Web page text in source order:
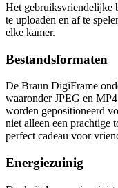
Het gebruiksvriendelijke
te uploaden en af te
elke kamer.
Bestandsformaten
De Braun DigiFrame
waaronder JPEG en
worden gepositioneerd
niet alleen een prachtige
perfect cadeau voor
Energiezuinig